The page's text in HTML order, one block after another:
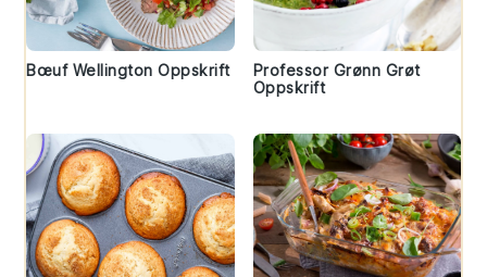
Bœuf Wellington Oppskrift
Professor Grønn Grøt
Oppskrift